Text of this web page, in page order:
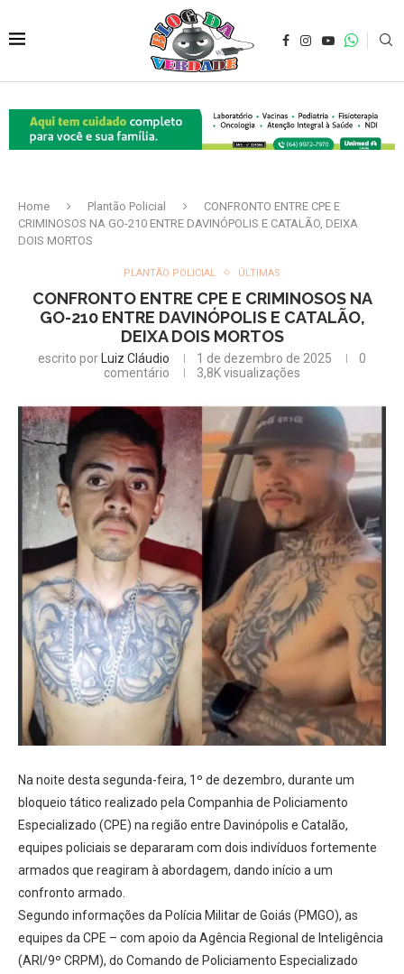
Home Plantão Policial
CONFRONTO ENTRE CPE E
CRIMINOSOS NA GO-210 ENTRE DAVINÓPOLIS E CATALÃO, DEIXA
DOIS MORTOS
PLANTÃO POLICIAL ÚLTIMAS
CONFRONTO ENTRE CPE E CRIMINOSOS NA
GO-210 ENTRE DAVINÓPOLIS E CATALÃO,
DEIXA DOIS MORTOS
escrito por Luiz Cláudio 1 de dezembro de 2025
0
comentário
3,8Kvisualizações
Na noite desta segunda-feira, 1º de dezembro, durante um
bloqueio tático realizado pela Companhia de Policiamento
Especializado (CPE) na região entre Davinópolis e Catalão,
equipes policiais se depararam com dois indivíduos fortemente
armados que reagiram à abordagem, dando início a um
confronto armado.
Segundo informações da Polícia Militar de Goiás (PMGO), as
equipes da CPE – com apoio da Agência Regional de Inteligência
(ARI/9º CRPM), do Comando de Policiamento Especializado